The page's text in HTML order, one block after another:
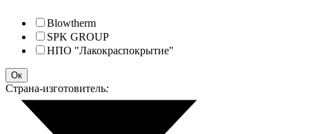
Blowtherm
SPK GROUP
НПО "Лакокраспокрытие"
Ок
Страна-изготовитель: